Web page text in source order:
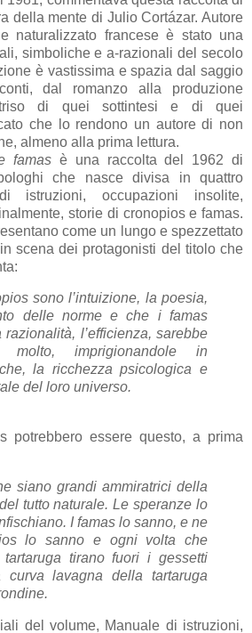
della mente di Julio Cortázar. Autore
naturalizzato francese è stato una
simboliche e a-razionali del secolo
è vastissima e spazia dal saggio
dal romanzo alla produzione
di quei sottintesi e di quei
che lo rendono un autore di non
almeno alla prima lettura.
famas è una raccolta del 1962 di
che nasce divisa in quattro
istruzioni, occupazioni insolite,
storie di cronopios e famas.
come un lungo e spezzettato
scena dei protagonisti del titolo che
sono l’intuizione, la poesia,
delle norme e che i famas
razionalità, l’efficienza, sarebbe
molto, imprigionandole in
la ricchezza psicologica e
del loro universo.
potrebbero essere questo, a prima
siano grandi ammiratrici della
tutto naturale.Le speranze lo
I famas lo sanno, e ne
lo sanno e ogni volta che
tirano fuori i gessetti
lavagna della tartaruga
del volume, Manuale di istruzioni,